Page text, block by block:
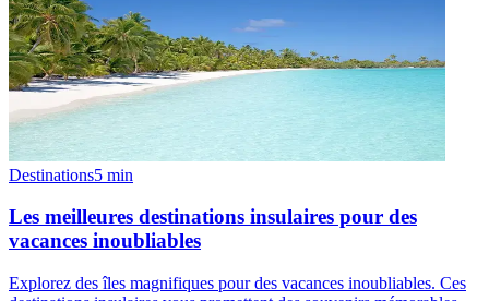
Destinations5 min
Les meilleures destinations insulaires pour des
vacances inoubliables
Explorez des îles magnifiques pour des vacances inoubliables. Ces